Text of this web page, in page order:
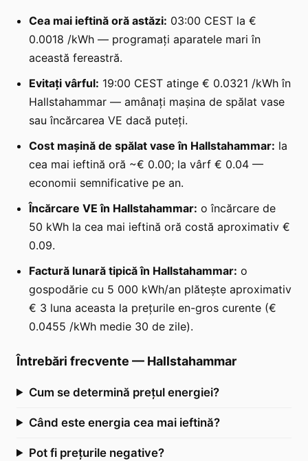
Cea mai ieftină oră astăzi: 03:00 CEST la €
0.0018 /kWh — programați aparatele mari în
această fereastră.
Evitați vârful: 19:00 CEST atinge € 0.0321 /kWh în
Hallstahammar — amânați mașina de spălat vase
sau încărcarea VE dacă puteți.
Cost mașină de spălat vase în Hallstahammar: la
cea mai ieftină oră ~€ 0.00; la vârf € 0.04 —
economii semnificative pe an.
Încărcare VE în Hallstahammar: o încărcare de
50 kWh la cea mai ieftină oră costă aproximativ €
0.09.
Factură lunară tipică în Hallstahammar: o
gospodărie cu 5 000 kWh/an plătește aproximativ
€ 3 luna aceasta la prețurile en-gros curente (€
0.0455 /kWh medie 30 de zile).
Întrebări frecvente — Hallstahammar
Cum se determină prețul energiei?
Când este energia cea mai ieftină?
Pot fi prețurile negative?